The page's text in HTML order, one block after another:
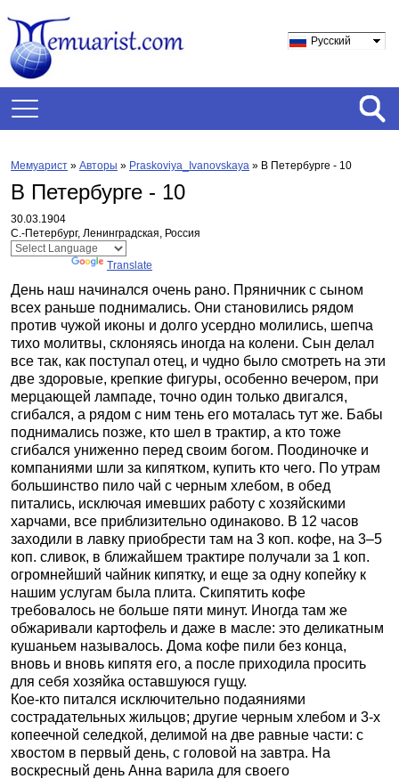
Русский
Мемуарист » Авторы » Praskoviya_Ivanovskaya » В Петербурге - 10
В Петербурге - 10
30.03.1904
С.-Петербург, Ленинградская, Россия
Translate
День наш начинался очень рано. Пряничник с сыном
всех раньше поднимались. Они становились рядом
против чужой иконы и долго усердно молились, шепча
тихо молитвы, склоняясь иногда на колени. Сын делал
все так, как поступал отец, и чудно было смотреть на эти
две здоровые, крепкие фигуры, особенно вечером, при
мерцающей лампаде, точно один только двигался,
сгибался, а рядом с ним тень его моталась тут же. Бабы
поднимались позже, кто шел в трактир, а кто тоже
сгибался униженно перед своим богом. Поодиночке и
компаниями шли за кипятком, купить кто чего. По утрам
большинство пило чай с черным хлебом, в обед
питались, исключая имевших работу с хозяйскими
харчами, все приблизительно одинаково. В 12 часов
заходили в лавку приобрести там на 3 коп. кофе, на 3–5
коп. сливок, в ближайшем трактире получали за 1 коп.
огромнейший чайник кипятку, и еще за одну копейку к
нашим услугам была плита. Скипятить кофе
требовалось не больше пяти минут. Иногда там же
обжаривали картофель и даже в масле: это деликатным
кушаньем называлось. Дома кофе пили без конца,
вновь и вновь кипятя его, а после приходила просить
для себя хозяйка оставшуюся гущу.
Кое-кто питался исключительно подаяниями
сострадательных жильцов; другие черным хлебом и 3-х
копеечной селедкой, делимой на две равные части: с
хвостом в первый день, с головой на завтра. На
воскресный день Анна варила для своего